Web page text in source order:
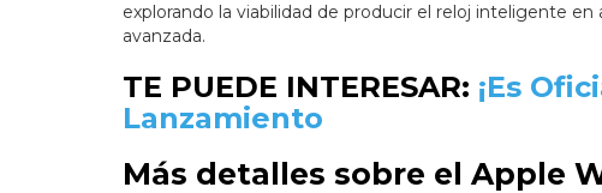
explorando la viabilidad de producir el reloj inteligente
avanzada.
TE PUEDE INTERESAR: ¡Es
Lanzamiento
Más detalles sobre el Apple